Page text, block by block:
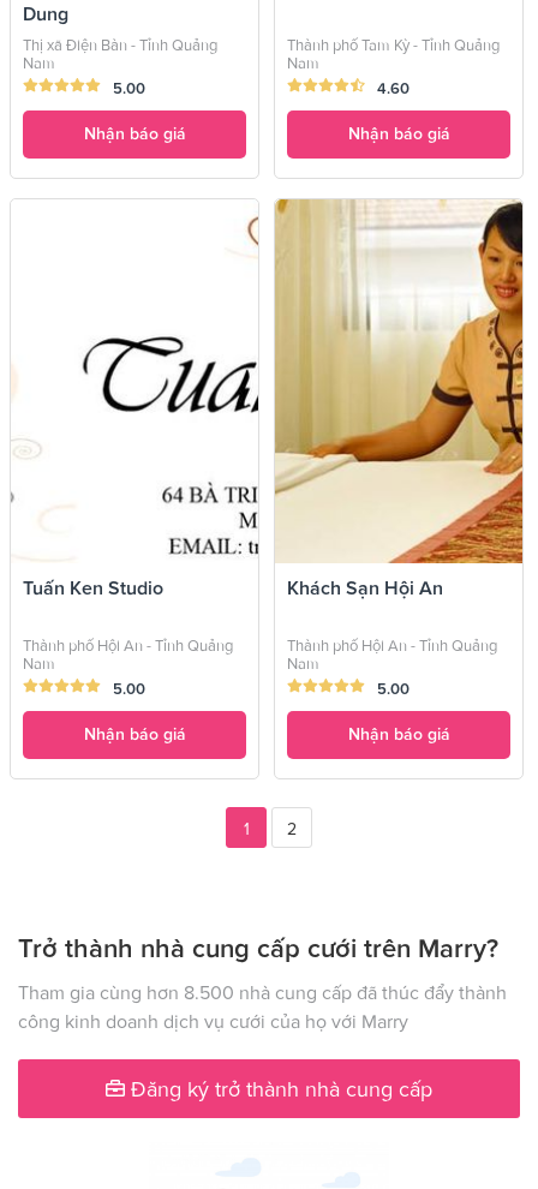
Dung
Thị xã Điện Bàn - Tỉnh Quảng
Nam
5.00
Nhận báo giá
Thành phố Tam Kỳ - Tỉnh Quảng
Nam
4.60
Nhận báo giá
Tuấn Ken Studio
Thành phố Hội An - Tỉnh Quảng
Nam
5.00
Nhận báo giá
Khách Sạn Hội An
Thành phố Hội An - Tỉnh Quảng
Nam
5.00
Nhận báo giá
1 2
Trở thành nhà cung cấp cưới trên Marry?
Tham gia cùng hơn 8.500 nhà cung cấp đã thúc đẩy thành
công kinh doanh dịch vụ cưới của họ với Marry
Đăng ký trở thành nhà cung cấp